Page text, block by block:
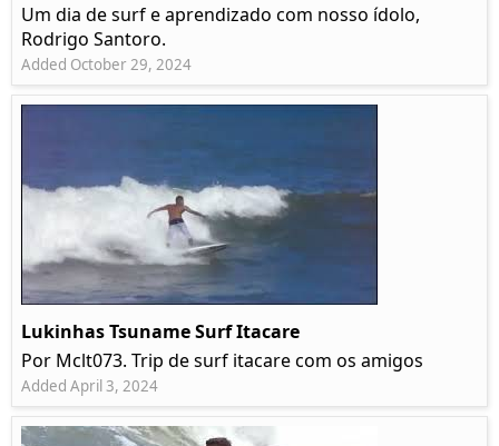
Um dia de surf e aprendizado com nosso ídolo,
Rodrigo Santoro.
Added October 29, 2024
Lukinhas Tsuname Surf Itacare
Por Mclt073. Trip de surf itacare com os amigos
Added April 3, 2024